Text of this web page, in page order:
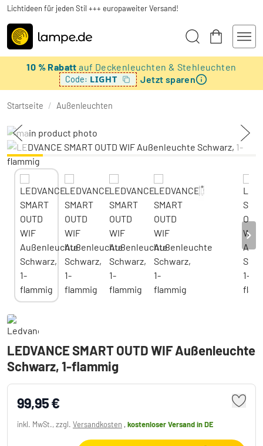
Lichtideen für jeden Stil +++ europaweiter Versand!
10 % Rabattauf Deckenleuchten & Stehleuchten
Code: LIGHT Jetzt sparen
Startseite / Außenleuchten
LEDVANCE SMART OUTD WIF Außenleuchte
Schwarz, 1-flammig
99,95 €
inkl. MwSt., zzgl. Versandkosten ,kostenloser Versandin DE